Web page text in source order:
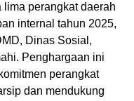
perangkat daerah
internal tahun 2025,
Dinas Sosial,
Penghargaan ini
perangkat
dan mendukung